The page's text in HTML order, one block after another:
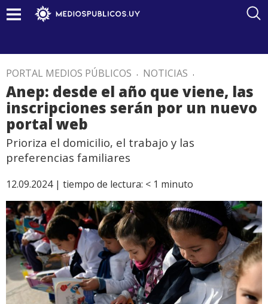
PORTAL MEDIOS PÚBLICOS . NOTICIAS .
Anep: desde el año que viene, las
inscripciones serán por un nuevo
portal web
Prioriza el domicilio, el trabajo y las
preferencias familiares
12.09.2024 | tiempo de lectura: < 1 minuto